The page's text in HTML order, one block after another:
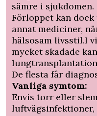
sämre i sjukdomen.
Förloppet kan
annat mediciner,
hälsosam livsstil.I
mycket skadade
De flesta får
Vanliga symtom:
Envis torr eller